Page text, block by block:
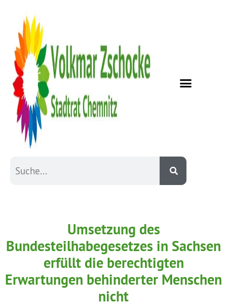
Umsetzung des
Bundesteilhabegesetzes in Sachsen
erfüllt die berechtigten
Erwartungen behinderter Menschen
nicht